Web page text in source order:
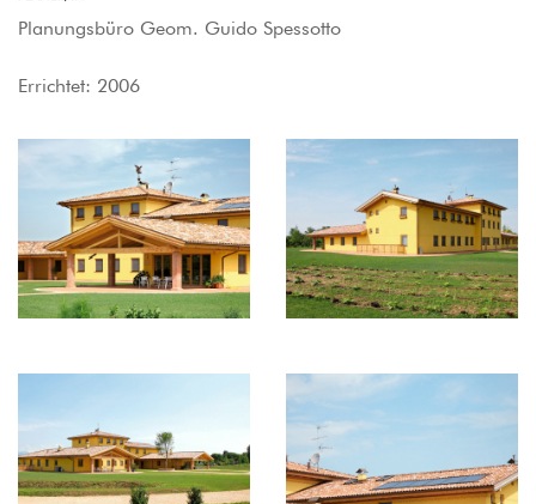
Planungsbüro Geom. Guido Spessotto
Errichtet: 2006